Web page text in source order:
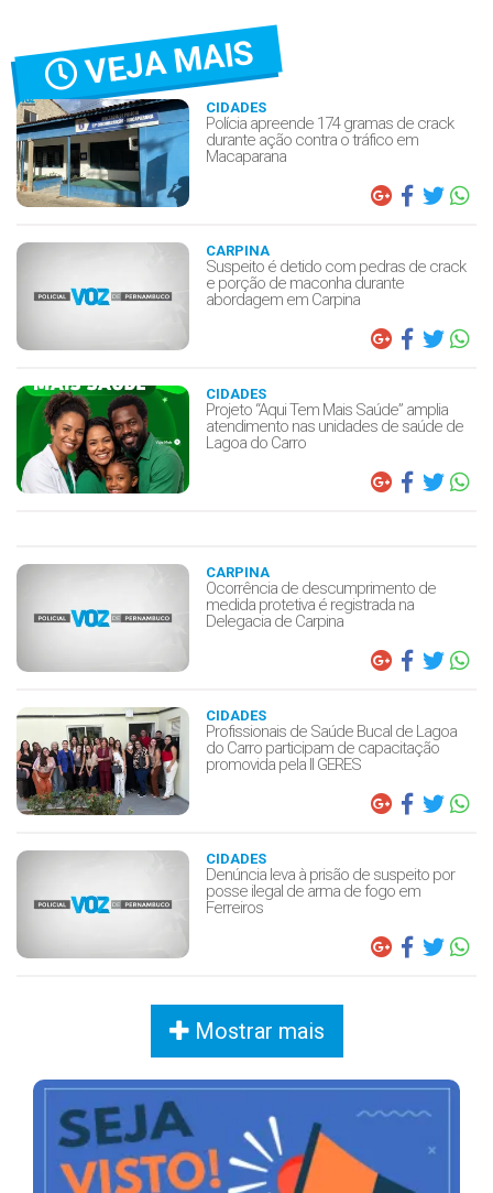
VEJA MAIS
CIDADES
Polícia apreende 174 gramas de crack
durante ação contra o tráfico em
Macaparana
CARPINA
Suspeito é detido com pedras de crack
e porção de maconha durante
abordagem em Carpina
CIDADES
Projeto “Aqui Tem Mais Saúde” amplia
atendimento nas unidades de saúde de
Lagoa do Carro
CARPINA
Ocorrência de descumprimento de
medida protetiva é registrada na
Delegacia de Carpina
CIDADES
Profissionais de Saúde Bucal de Lagoa
do Carro participam de capacitação
promovida pela II GERES
CIDADES
Denúncia leva à prisão de suspeito por
posse ilegal de arma de fogo em
Ferreiros
Mostrar mais